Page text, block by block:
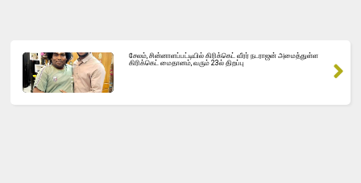
தமிழ்நாடு பட்ஜெட் விரிவாக்கம்